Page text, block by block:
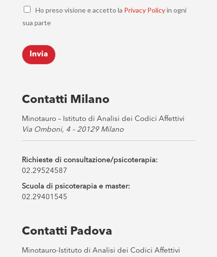
*
C
e
k
b
o
s
*
Ho preso visione e accetto la Privacy Policyin ogni
sua parte
Invia
Contatti Milano
Minotauro – Istituto di Analisi dei Codici Affettivi
Via Omboni, 4 – 20129 Milano
Richieste di consultazione/psicoterapia:
02.29524587
Scuola di psicoterapia e master:
02.29401545
Contatti Padova
Minotauro-Istituto di Analisi dei Codici Affettivi